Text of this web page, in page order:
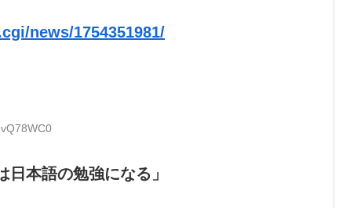
news/1754351981/
本語の勉強になる」